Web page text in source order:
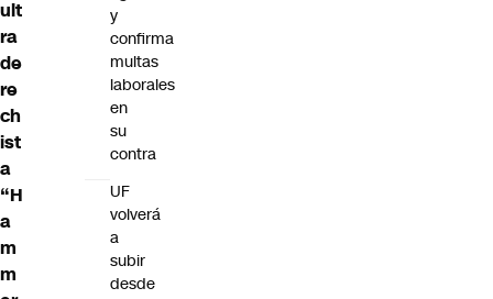
ult
ra
de
re
ch
ist
a
“H
a
m
m
y
confirma
multas
laborales
en
su
contra
UF
volverá
a
subir
desde